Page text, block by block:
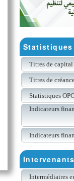
Statistiques
Titres de capital
Titres de
Statistiques
Indicateurs
Indicateurs
Intervenants
Intermédiaires